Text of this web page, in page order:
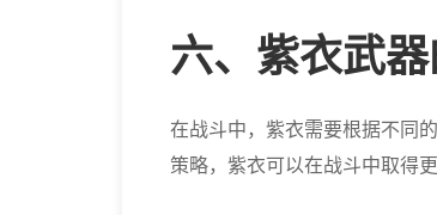
六、紫衣武
在战斗中，紫衣需要根据不同
策略，紫衣可以在战斗中取得